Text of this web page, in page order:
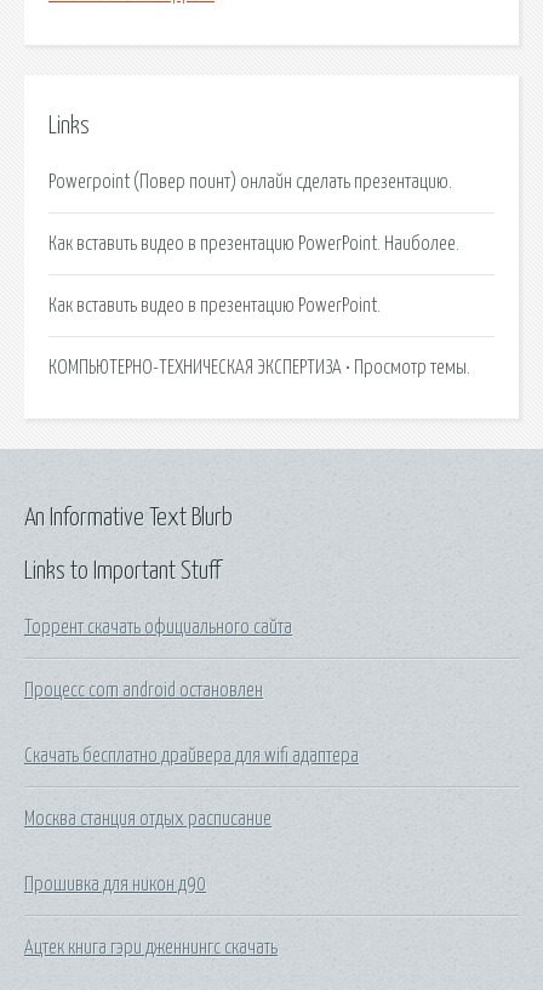
Links
Powerpoint (Повер поинт) онлайн сделать презентацию.
Как вставить видео в презентацию PowerPoint. Наиболее.
Как вставить видео в презентацию PowerPoint.
КОМПЬЮТЕРНО-ТЕХНИЧЕСКАЯ ЭКСПЕРТИЗА • Просмотр темы.
Links to Important Stuff
Торрент скачать официального сайта
Процесс com android остановлен
Скачать бесплатно драйвера для wifi адаптера
Москва станция отдых расписание
Прошивка для никон д90
Ацтек книга гэри дженнингс скачать
An Informative Text Blurb